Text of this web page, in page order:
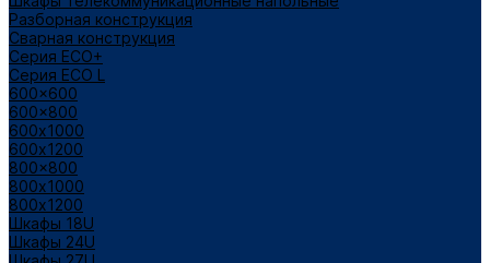
Разборная конструкция
Сварная конструкция
Серия ECO+
Серия ECO L
600x600
600x800
600х1000
600х1200
800x800
800х1000
800х1200
Шкафы 18U
Шкафы 24U